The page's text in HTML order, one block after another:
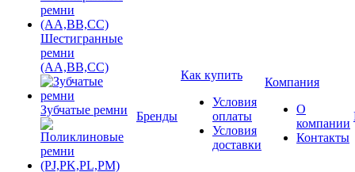
Шестигранные
ремни
(AA,BB,CC)
Зубчатые ремни Бренды
Как купить
Условия
оплаты
Условия
доставки
Компания
О
компании
Контакты